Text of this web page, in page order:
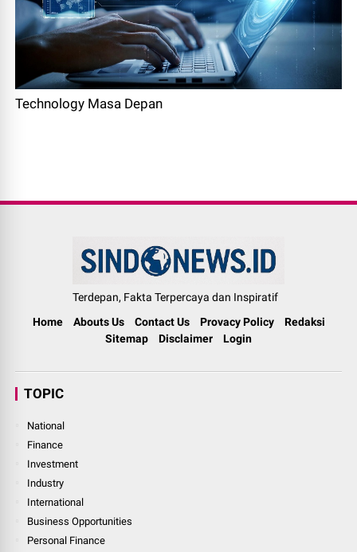
Technology Masa Depan
Terdepan, Fakta Terpercaya dan Inspiratif
Home
Abouts Us Contact Us Provacy Policy
Redaksi
Sitemap
Disclaimer Login
TOPIC
National
Finance
Investment
Industry
International
Business Opportunities
Personal Finance